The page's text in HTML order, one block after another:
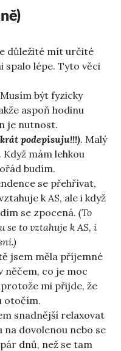
důležité mít určité
spalo lépe. Tyto věci
Musím být fyzicky
aspoň hodinu
je nutnost.
podepisuju!!!). Malý
mám lehkou
budím.
se přehřívat,
k AS, ale i když
se zpocená.(To
se to vztahuje k AS, i
jsem měla příjemné
něčem, co je moc
mi přijde, že
otočím.
snadnější relaxovat
na dovolenou nebo se
dnů, než se tam